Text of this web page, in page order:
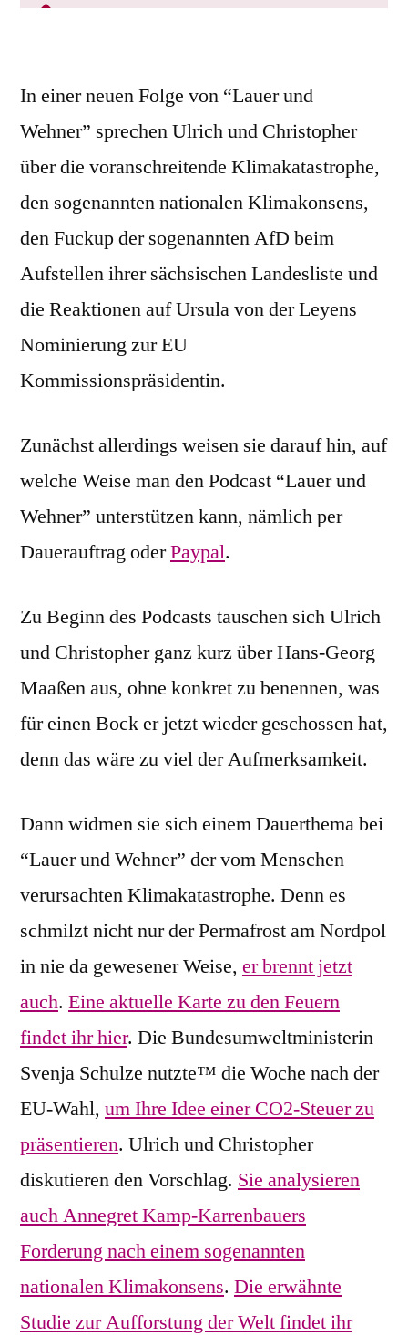
In einer neuen Folge von “Lauer und
Wehner” sprechen Ulrich und Christopher
über die voranschreitende Klimakatastrophe,
den sogenannten nationalen Klimakonsens,
den Fuckup der sogenannten AfD beim
Aufstellen ihrer sächsischen Landesliste und
die Reaktionen auf Ursula von der Leyens
Nominierung zur EU
Kommissionspräsidentin.
Zunächst allerdings weisen sie darauf hin, auf
welche Weise man den Podcast “Lauer und
Wehner” unterstützen kann, nämlich per
Dauerauftrag oderPaypal.
Zu Beginn des Podcasts tauschen sich Ulrich
und Christopher ganz kurz über Hans-Georg
Maaßen aus, ohne konkret zu benennen, was
für einen Bock er jetzt wieder geschossen hat,
denn das wäre zu viel der Aufmerksamkeit.
Dann widmen sie sich einem Dauerthema bei
“Lauer und Wehner” der vom Menschen
verursachten Klimakatastrophe. Denn es
schmilzt nicht nur der Permafrost am Nordpol
in nie da gewesener Weise, er brennt jetzt
auch. Eine aktuelle Karte zu den Feuern
findet ihr hier. Die Bundesumweltministerin
Svenja Schulze nutzte™ die Woche nach der
EU-Wahl, um Ihre Idee einer CO2-Steuer zu
präsentieren. Ulrich und Christopher
diskutieren den Vorschlag. Sie analysieren
auch Annegret Kamp-Karrenbauers
Forderung nach einem sogenannten
nationalen Klimakonsens. Die erwähnte
Studie zur Aufforstung der Welt findet ihr